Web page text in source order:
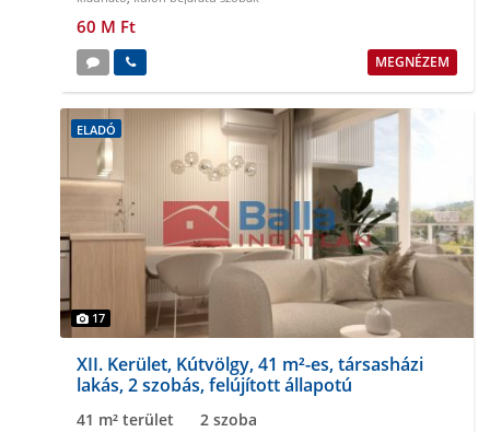
60 M Ft
MEGNÉZEM
ELADÓ
17
XII. Kerület, Kútvölgy, 41 m²-es, társasházi
lakás, 2 szobás, felújított állapotú
41 m² terület 2 szoba